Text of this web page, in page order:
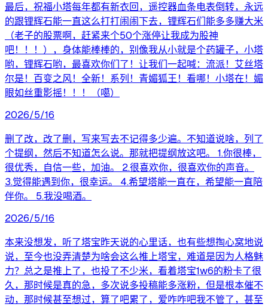
最后，祝福小塔每年都有新衣回，遥控器血条电表倒转，永远
的跟锂辉石能一直这么打打闹闹下去，锂辉石们能多多赚大米
（老子的股票啊，赶紧来个50个涨停让我成为股神
吧！！！），身体能棒棒的，别像我从小就是个药罐子，小塔
哟，锂辉石哟，最喜欢你们了！让我们一起喊：流派！艾丝塔
尔是！百变之风！全新！系列！青媚狐王！看哪！小塔在！媚
眼如丝重影摇！！！（噶）
2026/5/16
删了改，改了删，写来写去不记得多少遍。不知道说啥，列了
个提纲，然后不知道怎么说。那就把提纲放这吧。 1.你很棒，
很优秀，自信一些，加油。 2.很喜欢你，很喜欢你的声音。
3.觉得能遇到你，很幸运。 4.希望塔能一直在，希望能一直陪
伴你。 5.我没喝酒。
2026/5/16
本来没想发，听了塔宝昨天说的心里话，也有些想掏心窝地说
说，至今也没弄清楚为啥会这么推上塔宝，难道是因为人格魅
力？总之是推上了，也投了不少米，看着塔宝1w6的粉卡了很
久，那时候是真的急，多次说多投稿能多涨粉，但是根本催不
动，那时候甚至想过，算了吧累了，爱咋咋吧我不管了，甚至